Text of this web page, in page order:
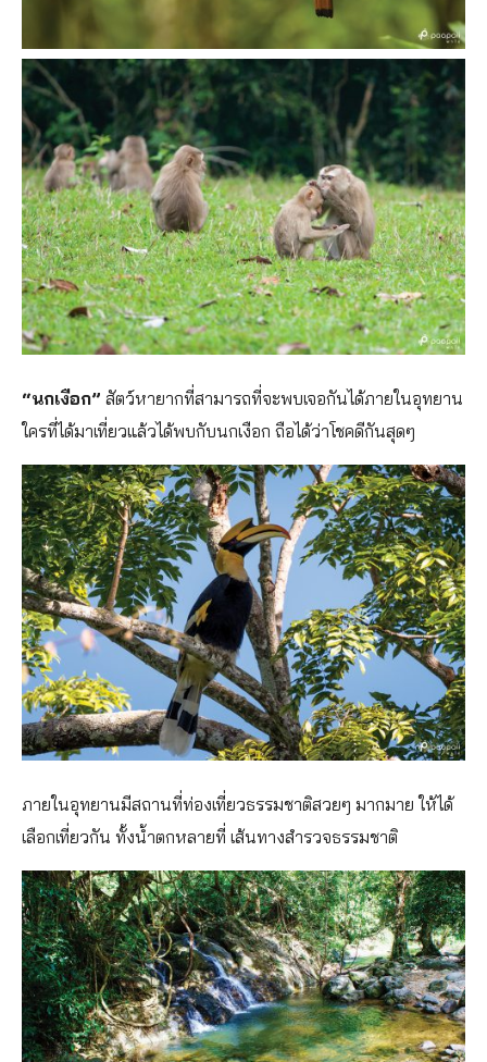
“นกเงือก” สัตว์หายากที่สามารถที่จะพบเจอกันได้ภายในอุทยาน
ใครที่ได้มาเที่ยวแล้วได้พบกับนกเงือก ถือได้ว่าโชคดีกันสุดๆ
ภายในอุทยานมีสถานที่ท่องเที่ยวธรรมชาติสวยๆ มากมาย ให้ได้
เลือกเที่ยวกัน ทั้งน้ำตกหลายที่ เส้นทางสำรวจธรรมชาติ